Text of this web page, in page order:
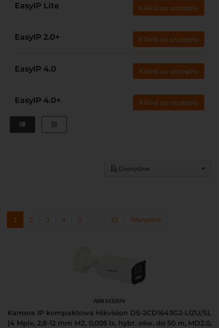
EasyIP Lite Kliknij po szczegóły
EasyIP 2.0+ Kliknij po szczegóły
EasyIP 4.0 Kliknij po szczegóły
EasyIP 4.0+ Kliknij po szczegóły
Domyślne
1 2 3 4 5 ... 12 Wszystkie
Kamera IP kompaktowa Hikvision DS-2CD1643G2-LIZU/SL
(4 Mpix, 2,8-12 mm MZ, 0,005 lx, hybr. ośw. do 50 m, MD2.0,